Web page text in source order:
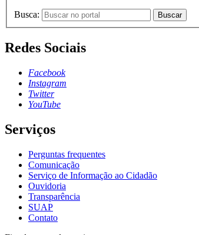
Busca: Buscar
Redes Sociais
Facebook
Instagram
Twitter
YouTube
Serviços
Perguntas frequentes
Comunicação
Serviço de Informação ao Cidadão
Ouvidoria
Transparência
SUAP
Contato